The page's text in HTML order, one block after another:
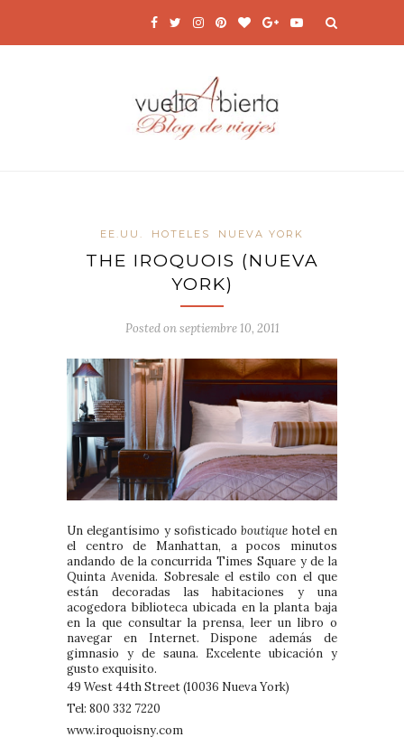
EE.UU. HOTELES NUEVA YORK
THE IROQUOIS (NUEVA
YORK)
Posted onseptiembre 10, 2011
Un elegantísimo y sofisticadoboutique hotel en
el centro de Manhattan, a pocos minutos
andando de la concurrida Times Square y de la
Quinta Avenida. Sobresale el estilo con el que
están decoradas las habitaciones y una
acogedora biblioteca ubicada en la planta baja
en la que consultar la prensa, leer un libro o
navegar en Internet. Dispone además de
gimnasio y de sauna. Excelente ubicación y
gusto exquisito.
49 West 44th Street (10036 Nueva York)
Tel: 800 332 7220
www.iroquoisny.com